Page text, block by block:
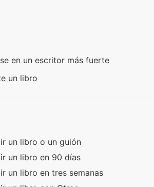
en un escritor más fuerte
un libro
un libro o un guión
un libro en 90 días
un libro en tres semanas